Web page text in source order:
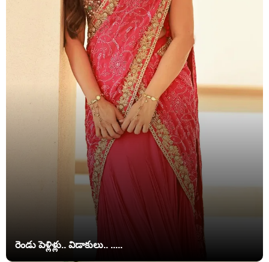
రెండు పెళ్లిళ్లు.. విడాకులు.. .....